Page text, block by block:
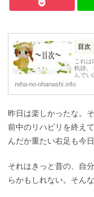
目次
これ
軌跡。
んでい
reha-no-ohanashi.info
昨日は楽しかったな。
前中のリハビリを終え
んだか重たい右足も今
それはきっと昔の、自
らかもしれない。そん